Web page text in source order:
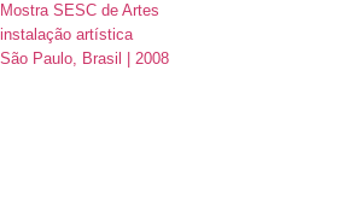
Mostra SESC de Artes
instalação artística
São Paulo, Brasil | 2008